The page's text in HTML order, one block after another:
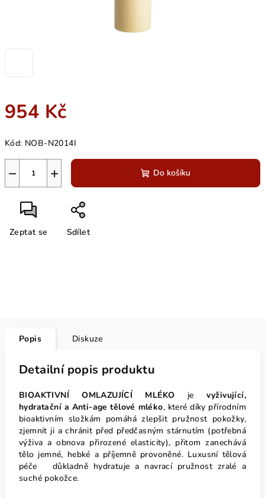
954 Kč
cena:
Kód: NOB-N2014I
+
− Do košíku
Zeptat se Sdílet
Popis Diskuze
Detailní popis produktu
BIOAKTIVNÍ OMLAZUJÍCÍ MLÉKO je vyživující,
hydratační a Anti-age tělové mléko, které díky přírodním
bioaktivním složkám pomáhá zlepšit pružnost pokožky,
zjemnit ji a chránit před předčasným stárnutím (potřebná
výživa a obnova přirozené elasticity), přitom zanechává
tělo jemné, hebké a příjemně provoněné. Luxusní tělová
péče důkladně hydratuje a navrací pružnost zralé a
suché pokožce.